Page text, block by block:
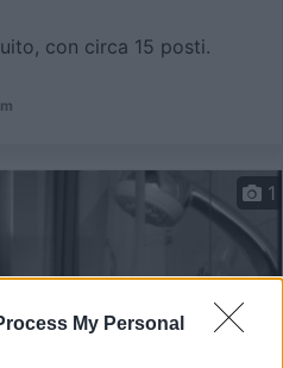
My Personal
con circa 15 posti.
1